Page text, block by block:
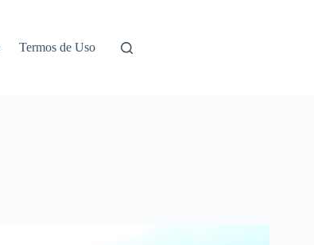
Termos de Uso